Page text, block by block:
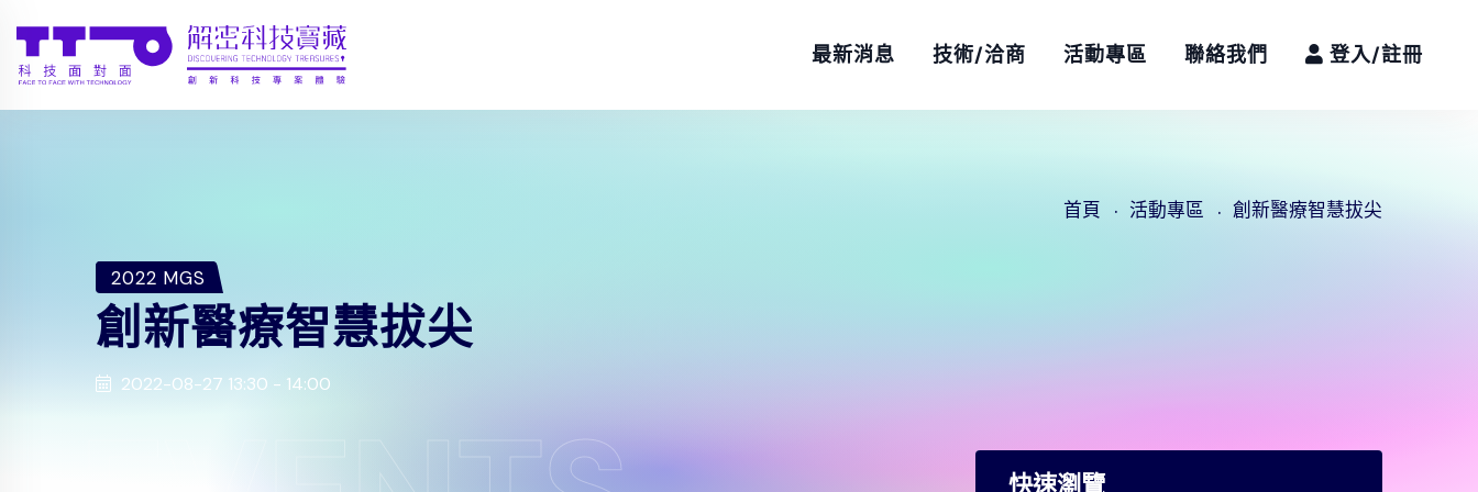
最新消息 技術/洽商 活動專區 聯絡我們 登入/註冊
首頁 活動專區 創新醫療智慧拔尖
2022 MGS
創新醫療智慧拔尖
2022-08-27 13:30 - 14:00